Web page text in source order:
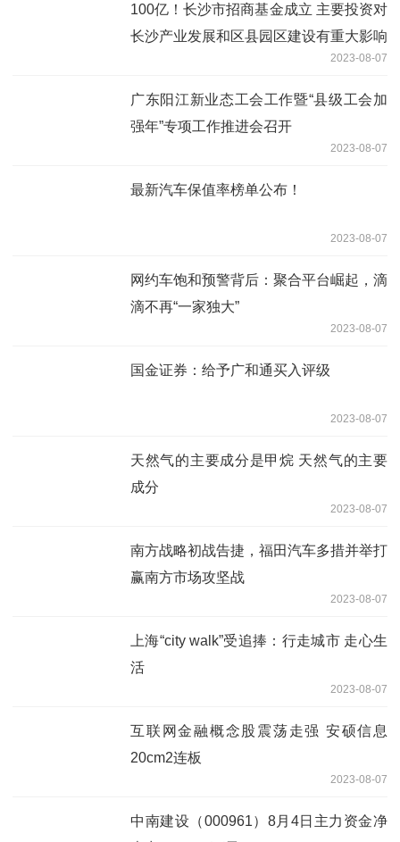
100亿！长沙市招商基金成立 主要投资对
长沙产业发展和区县园区建设有重大影响
2023-08-07
广东阳江新业态工会工作暨“县级工会加
强年”专项工作推进会召开
2023-08-07
最新汽车保值率榜单公布！
2023-08-07
网约车饱和预警背后：聚合平台崛起，滴
滴不再“一家独大”
2023-08-07
国金证券：给予广和通买入评级
2023-08-07
天然气的主要成分是甲烷 天然气的主要
成分
2023-08-07
南方战略初战告捷，福田汽车多措并举打
赢南方市场攻坚战
2023-08-07
上海“city walk”受追捧：行走城市 走心生
活
2023-08-07
互联网金融概念股震荡走强 安硕信息
20cm2连板
2023-08-07
中南建设（000961）8月4日主力资金净